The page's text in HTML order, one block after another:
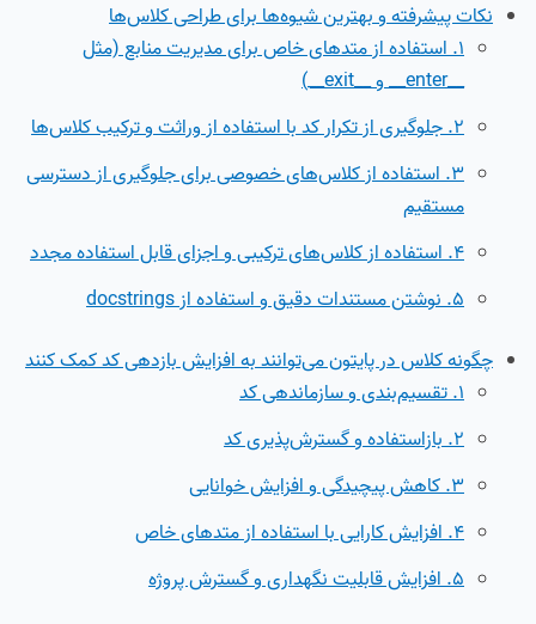
نکات پیشرفته و بهترین شیوه‌ها برای طراحی کلاس‌ها
1. استفاده از متدهای خاص برای مدیریت منابع (مثل
__enter__ و __exit__)
2. جلوگیری از تکرار کد با استفاده از وراثت و ترکیب کلاس‌ها
3. استفاده از کلاس‌های خصوصی برای جلوگیری از دسترسی
مستقیم
4. استفاده از کلاس‌های ترکیبی و اجزای قابل استفاده مجدد
5. نوشتن مستندات دقیق و استفاده از docstrings
چگونه کلاس‌ در پایتون می‌توانند به افزایش بازدهی کد کمک کنند
1. تقسیم‌بندی و سازماندهی کد
2. بازاستفاده و گسترش‌پذیری کد
3. کاهش پیچیدگی و افزایش خوانایی
4. افزایش کارایی با استفاده از متدهای خاص
5. افزایش قابلیت نگهداری و گسترش پروژه